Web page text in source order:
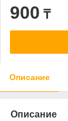
900 ₸
Описание
Описание